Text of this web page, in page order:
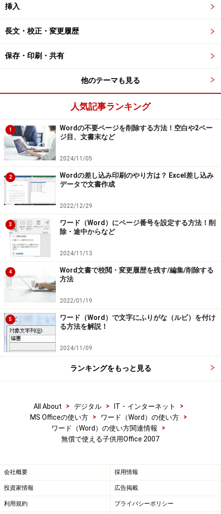
挿入
長文・校正・変更履歴
保存・印刷・共有
他のテーマも見る
人気記事ランキング
1
Wordの不要ページを削除する方法！空白や2ペー
ジ目、文書末など
2024/11/05
2
Wordの差し込み印刷のやり方は？ Excel差し込み
データで文書作成
2022/12/29
3
ワード（Word）にページ番号を設定する方法！削
除・途中からなど
2024/11/13
4
Word文書で校閲・変更履歴を残す/編集/削除する
方法
2022/01/19
5
ワード（Word）で文字にふりがな（ルビ）を付け
る方法を解説！
2024/11/09
ランキングをもっと見る
All About > デジタル > IT・インターネット
>
MS Officeの使い方
> ワード（Word）の使い方
>
ワード（Word）の使い方関連情報
>
無償で使える子供用Office 2007
会社概要 採用情報
投資家情報 広告掲載
利用規約 プライバシーポリシー